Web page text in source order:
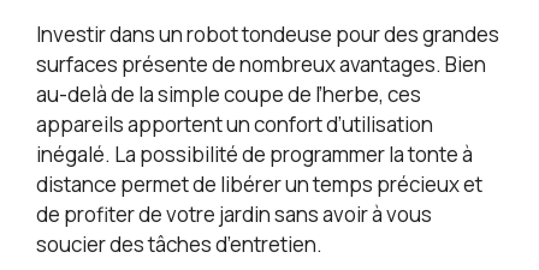
Investir dans un robot tondeuse pour des grandes
surfaces présente de nombreux avantages. Bien
au-delà de la simple coupe de l’herbe, ces
appareils apportent un confort d’utilisation
inégalé. La possibilité de programmer la tonte à
distance permet de libérer un temps précieux et
de profiter de votre jardin sans avoir à vous
soucier des tâches d’entretien.